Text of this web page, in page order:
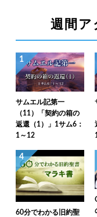
週間ア
1
サムエル記第一
（11）「契約の箱の
返還（1）」1サム6：
1～12
4
60分でわかる旧約聖